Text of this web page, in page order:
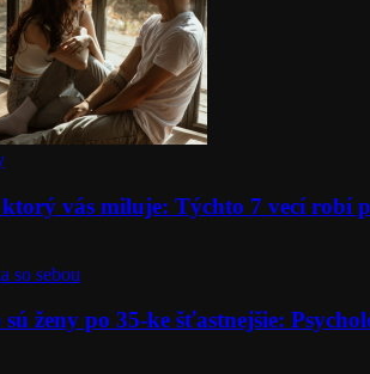
vás miluje: Týchto 7 vecí robí
so sebou
sú ženy po 35-ke šťastnejšie: